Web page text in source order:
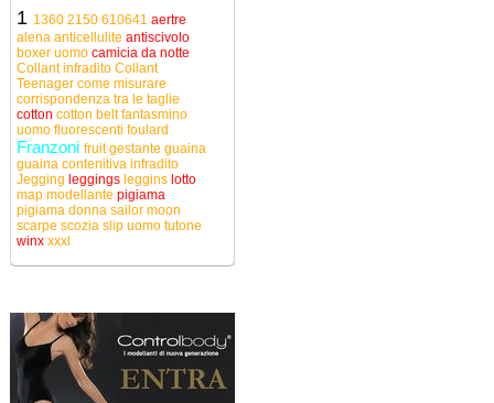
1 1360 2150 610641 aertre
alena anticellulite antiscivolo
boxer uomo camicia da notte
Collant infradito Collant
Teenager come misurare
corrispondenza tra le taglie
cotton cotton beltfantasmino
uomo fluorescenti foulard
Franzoni fruitgestante guaina
guaina contenitiva infradito
Jegging leggings leggins lotto
map modellante pigiama
pigiama donna sailor moon
scarpe scozia slip uomo tutone
winx xxxl